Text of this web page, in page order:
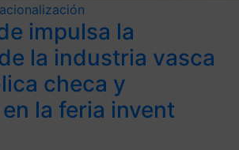
impulsa la
la industria vasca
checa y
la feria invent